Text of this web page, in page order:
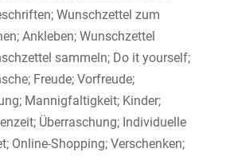
Wunschzettel zum
Ankleben; Wunschzettel
sammeln; Do it yourself;
Freude; Vorfreude;
Mannigfaltigkeit; Kinder;
Überraschung; Individuelle
Online-Shopping; Verschenken;